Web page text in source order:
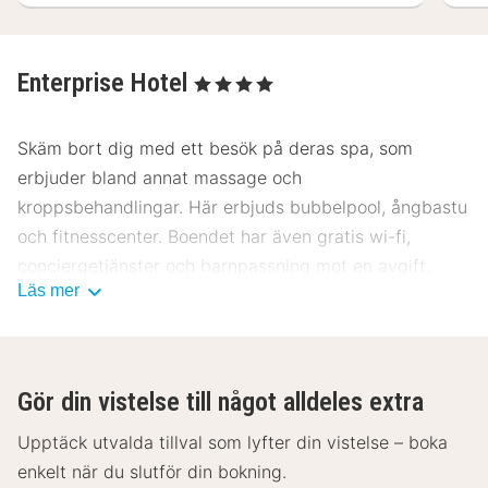
Enterprise Hotel , 4 Stjärnor
Skäm bort dig med ett besök på deras spa, som
erbjuder bland annat massage och
kroppsbehandlingar. Här erbjuds bubbelpool, ångbastu
och fitnesscenter. Boendet har även gratis wi-fi,
conciergetjänster och barnpassning mot en avgift.
boendets bar. Frukostbuffé serveras dagligen mot en
Det här boendet har tilldelats sin officiella
Läs mer
Gör din vistelse till något alldeles extra
Upptäck utvalda tillval som lyfter din vistelse – boka
enkelt när du slutför din bokning.